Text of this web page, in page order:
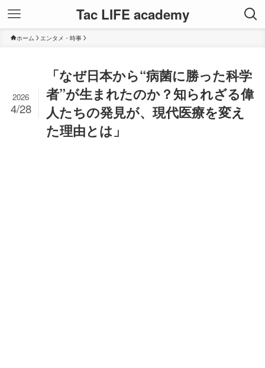
Tac LIFE academy
ホーム エンタメ・時事
「なぜ日本から“病菌に勝った科学
者”が生まれたのか？知られざる偉
人たちの発見が、現代医療を変え
た理由とは」
2026
4/28